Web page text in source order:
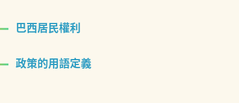
巴西居民權利
政策的用語定義